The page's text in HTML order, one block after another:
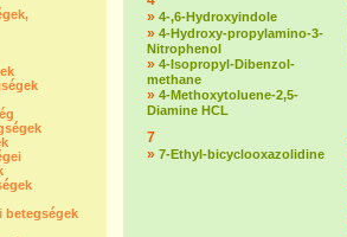
betegségek
» 4-,6-Hydroxyindole
» 4-Hydroxy-propylamino-3-
Nitrophenol
» 4-Isopropyl-Dibenzol-
methane
» 4-Methoxytoluene-2,5-
Diamine HCL
7
» 7-Ethyl-bicyclooxazolidine